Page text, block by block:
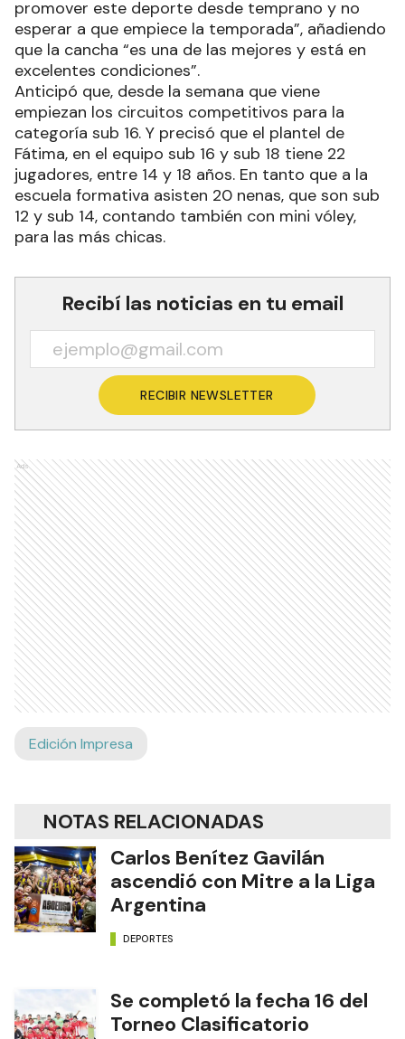
promover este deporte desde temprano y no
esperar a que empiece la temporada”, añadiendo
que la cancha “es una de las mejores y está en
excelentes condiciones”.
Anticipó que, desde la semana que viene
empiezan los circuitos competitivos para la
categoría sub 16. Y precisó que el plantel de
Fátima, en el equipo sub 16 y sub 18 tiene 22
jugadores, entre 14 y 18 años. En tanto que a la
escuela formativa asisten 20 nenas, que son sub
12 y sub 14, contando también con mini vóley,
para las más chicas.
Recibí las noticias en tu email
RECIBIR NEWSLETTER
Ads
Edición Impresa
NOTAS RELACIONADAS
Carlos Benítez Gavilán
ascendió con Mitre a la Liga
Argentina
DEPORTES
Se completó la fecha 16 del
Torneo Clasificatorio